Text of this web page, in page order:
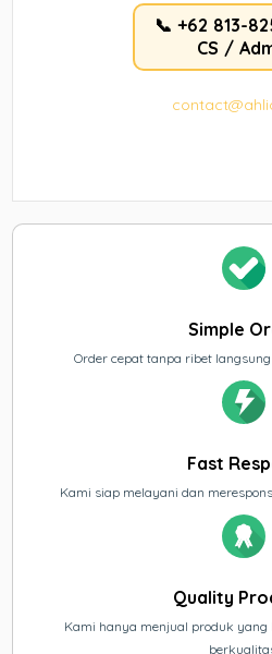
📞 +62 813-
CS /
Simple
Order cepat tanpa ribet
Fast
Kami siap melayani dan
Quality
Kami hanya menjual produk